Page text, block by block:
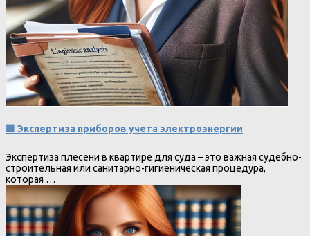
🟩 Экспертиза приборов учета электроэнергии
Экспертиза плесени в квартире для суда – это важная судебно-
строительная или санитарно-гигиеническая процедура,
которая …